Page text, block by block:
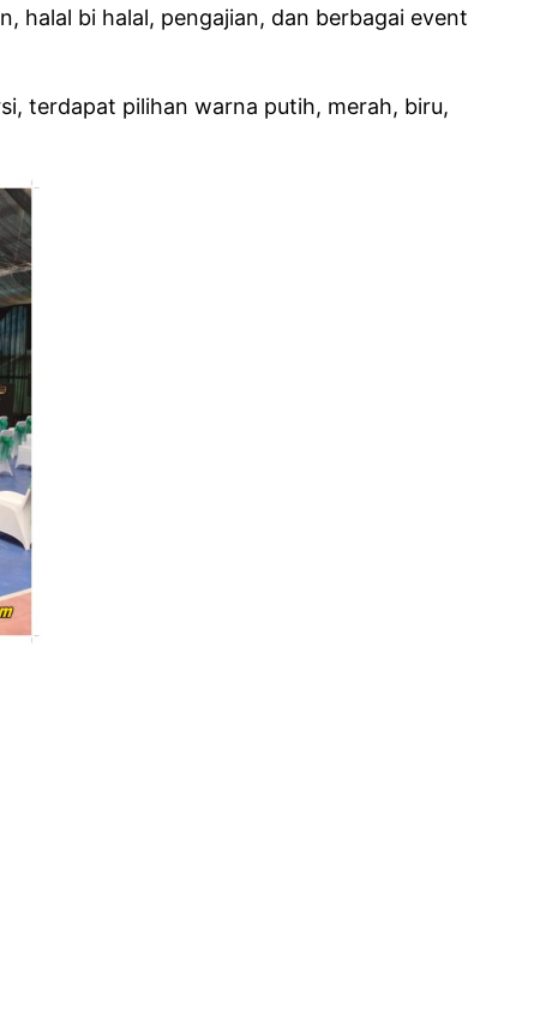
halal bi halal, pengajian, dan berbagai event
terdapat pilihan warna putih, merah, biru,